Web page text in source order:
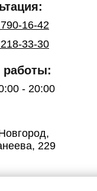
229
- 20:00
работы:
16-42
33-30